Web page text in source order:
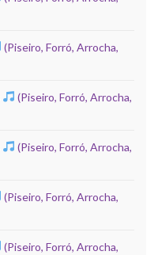
(Piseiro, Forró, Arrocha,
(Piseiro, Forró, Arrocha,
(Piseiro, Forró, Arrocha,
(Piseiro, Forró, Arrocha,
(Piseiro, Forró, Arrocha,